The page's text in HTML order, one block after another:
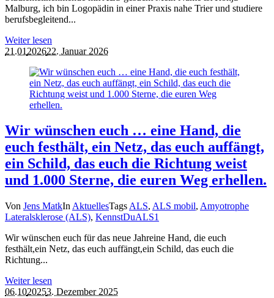
Malburg, ich bin Logopädin in einer Praxis nahe Trier und studiere
berufsbegleitend...
Weiter lesen
21.01 202622. Januar 2026
Wir wünschen euch … eine Hand, die
euch festhält, ein Netz, das euch auffängt,
ein Schild, das euch die Richtung weist
und 1.000 Sterne, die euren Weg erhellen.
Von Jens MatkIn AktuellesTags ALS, ALS mobil, Amyotrophe
Lateralsklerose (ALS), KennstDuALS1
Wir wünschen euch für das neue Jahreine Hand, die euch
festhält,ein Netz, das euch auffängt,ein Schild, das euch die
Richtung...
Weiter lesen
06.1020253. Dezember 2025